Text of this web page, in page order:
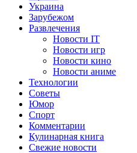
Украина
Зарубежом
Развлечения
Новости IT
Новости игр
Новости кино
Новости аниме
Технологии
Советы
Юмор
Спорт
Комментарии
Кулинарная книга
Свежие новости